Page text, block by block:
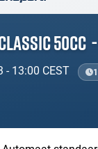
50cc -
- 13:00 CEST